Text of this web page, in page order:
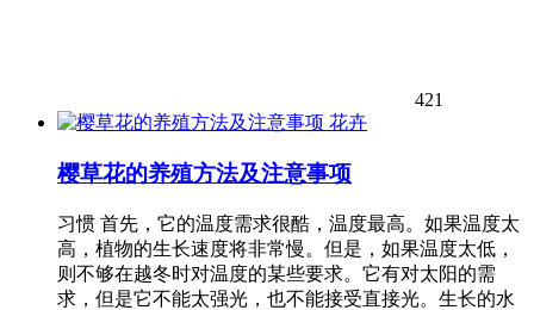
421
花卉
樱草花的养殖方法及注意事项
习惯 首先，它的温度需求很酷，温度最高。如果温度太
高，植物的生长速度将非常慢。但是，如果温度太低，
则不够在越冬时对温度的某些要求。它有对太阳的需
求，但是它不能太强光，也不能接受直接光。生长的水